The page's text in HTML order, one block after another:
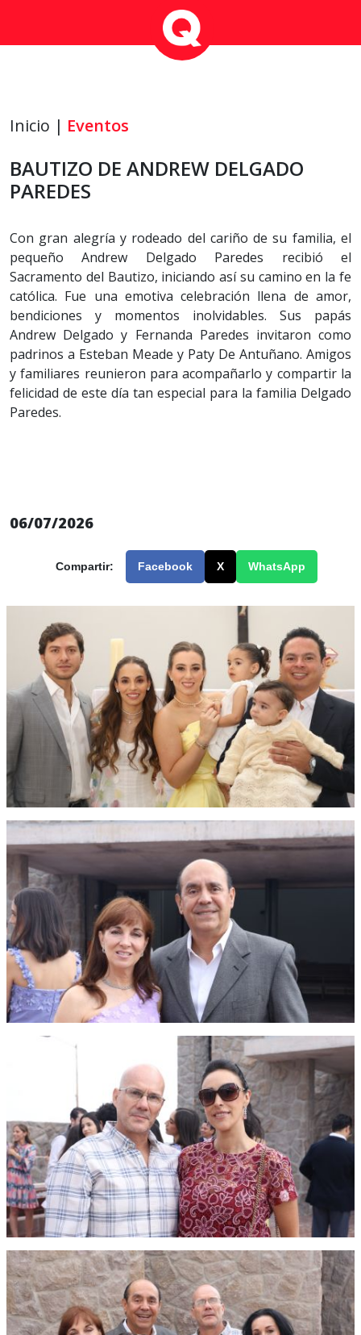
Inicio | Eventos
BAUTIZO DE ANDREW DELGADO
PAREDES
Con gran alegría y rodeado del cariño de su familia, el
pequeño Andrew Delgado Paredes recibió el
Sacramento del Bautizo, iniciando así su camino en la fe
católica. Fue una emotiva celebración llena de amor,
bendiciones y momentos inolvidables. Sus papás
Andrew Delgado y Fernanda Paredes invitaron como
padrinos a Esteban Meade y Paty De Antuñano. Amigos
y familiares reunieron para acompañarlo y compartir la
felicidad de este día tan especial para la familia Delgado
Paredes.
06/07/2026
Compartir: Facebook X WhatsApp